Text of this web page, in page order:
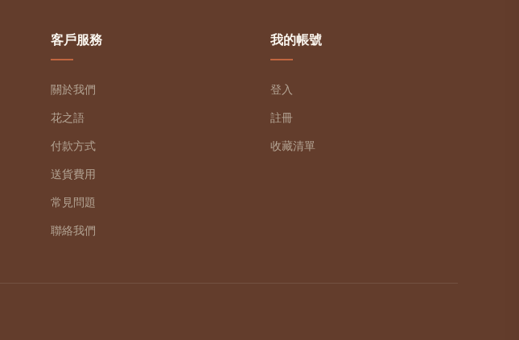
客戶服務
關於我們
花之語
付款方式
送貨費用
常見問題
聯絡我們
我的帳號
登入
註冊
收藏清單